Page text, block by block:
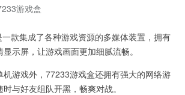
游戏盒
集成了各种游戏资源的多媒体装置，拥有
示屏，让游戏画面更加细腻流畅。
游戏外，77233游戏盒还拥有强大的网络游
与好友组队开黑，畅爽对战。